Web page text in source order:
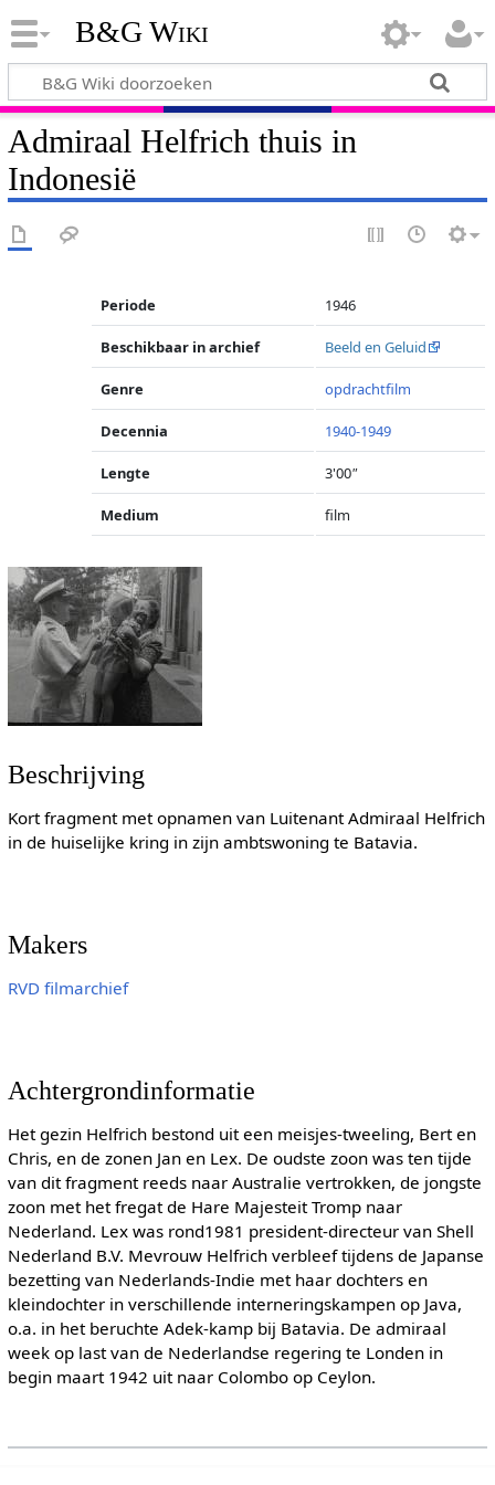
B&G Wiki
Admiraal Helfrich thuis in
Indonesië
Periode 1946
Beschikbaar in archief Beeld en Geluid
Genre opdrachtfilm
Decennia 1940-1949
Lengte 3'00"
Medium film
Beschrijving
Kort fragment met opnamen van Luitenant Admiraal Helfrich
in de huiselijke kring in zijn ambtswoning te Batavia.
Makers
RVD filmarchief
Achtergrondinformatie
Het gezin Helfrich bestond uit een meisjes-tweeling, Bert en
Chris, en de zonen Jan en Lex. De oudste zoon was ten tijde
van dit fragment reeds naar Australie vertrokken, de jongste
zoon met het fregat de Hare Majesteit Tromp naar
Nederland. Lex was rond1981 president-directeur van Shell
Nederland B.V. Mevrouw Helfrich verbleef tijdens de Japanse
bezetting van Nederlands-Indie met haar dochters en
kleindochter in verschillende interneringskampen op Java,
o.a. in het beruchte Adek-kamp bij Batavia. De admiraal
week op last van de Nederlandse regering te Londen in
begin maart 1942 uit naar Colombo op Ceylon.